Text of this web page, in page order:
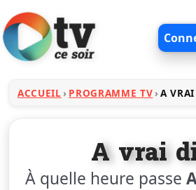
ACCUEIL PROGRAMME TV A
A vrai
À quelle heure passe